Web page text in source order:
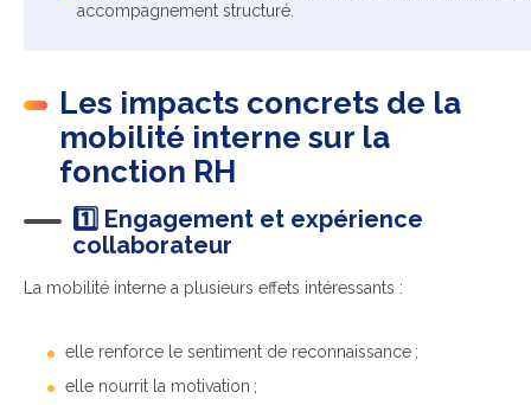
accompagnement structuré.
Les impacts concrets de la
mobilité interne sur la
fonction RH
1️⃣ Engagement et expérience
collaborateur
La mobilité interne a plusieurs effets intéressants :
elle renforce le sentiment de reconnaissance ;
elle nourrit la motivation ;